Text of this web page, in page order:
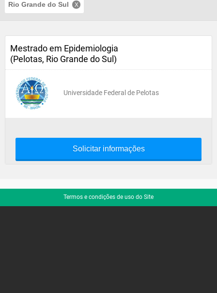
Rio Grande do Sul
Mestrado em Epidemiologia
(Pelotas, Rio Grande do Sul)
Universidade Federal de Pelotas
Solicitar informações
Termos e condições de uso do Site